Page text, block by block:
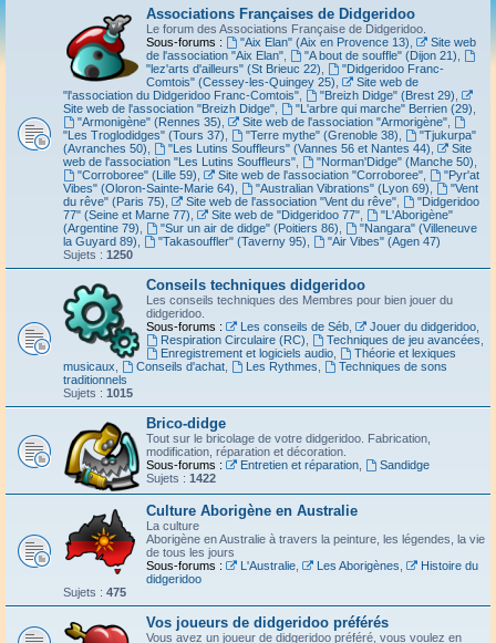
Associations Françaises de Didgeridoo
Le forum des Associations Française de Didgeridoo.
Sous-forums :
"Aix Elan" (Aix en Provence 13)
Site web
de l'association "Aix Elan"
"A bout de souffle" (Dijon 21)
"lez'arts d'ailleurs" (St Brieuc 22)
"Didgeridoo Franc-
Comtois" (Cessey-les-Quingey 25)
Site web de
"l'association du Didgeridoo Franc-Comtois"
"Breizh Didge" (Brest 29)
Site web de l'association "Breizh Didge"
"L'arbre qui marche" Berrien (29)
"Armonigène" (Rennes 35)
Site web de l'association "Armorigène",
"Les Troglodidges" (Tours 37)
"Terre mythe" (Grenoble 38)
"Tjukurpa"
(Avranches 50)
"Les Lutins Souffleurs" (Vannes 56 et Nantes 44)
Site
web de l'association "Les Lutins Souffleurs"
"Norman'Didge" (Manche 50)
"Corroboree" (Lille 59)
Site web de l'association "Corroboree",
"Pyr'at
Vibes" (Oloron-Sainte-Marie 64)
"Australian Vibrations" (Lyon 69)
"Vent
du rêve" (Paris 75)
Site web de l'association "Vent du rêve",
"Didgeridoo
77" (Seine et Marne 77)
Site web de "Didgeridoo 77",
"L'Aborigène"
(Argentine 79)
"Sur un air de didge" (Poitiers 86)
"Nangara" (Villeneuve
la Guyard 89)
"Takasouffler" (Taverny 95)
"Air Vibes" (Agen 47)
Sujets : 1250
Conseils techniques didgeridoo
Les conseils techniques des Membres pour bien jouer du
didgeridoo.
Sous-forums :
Les conseils de Séb, Jouer du didgeridoo,
Respiration Circulaire (RC)
Techniques de jeu avancées
Enregistrement et logiciels audio,
Théorie et lexiques
musicaux
Conseils d'achat, Les Rythmes
Techniques de sons
traditionnels
Sujets : 1015
Brico-didge
Tout sur le bricolage de votre didgeridoo. Fabrication,
modification, réparation et décoration.
Sous-forums :
Entretien et réparation,
Sandidge
Sujets : 1422
Culture Aborigène en Australie
La culture
Aborigène en Australie à travers la peinture, les légendes, la vie
de tous les jours
Sous-forums :
L'Australie, Les Aborigènes
Histoire du
didgeridoo
Sujets : 475
Vos joueurs de didgeridoo préférés
Vous avez un joueur de didgeridoo préféré, vous voulez en